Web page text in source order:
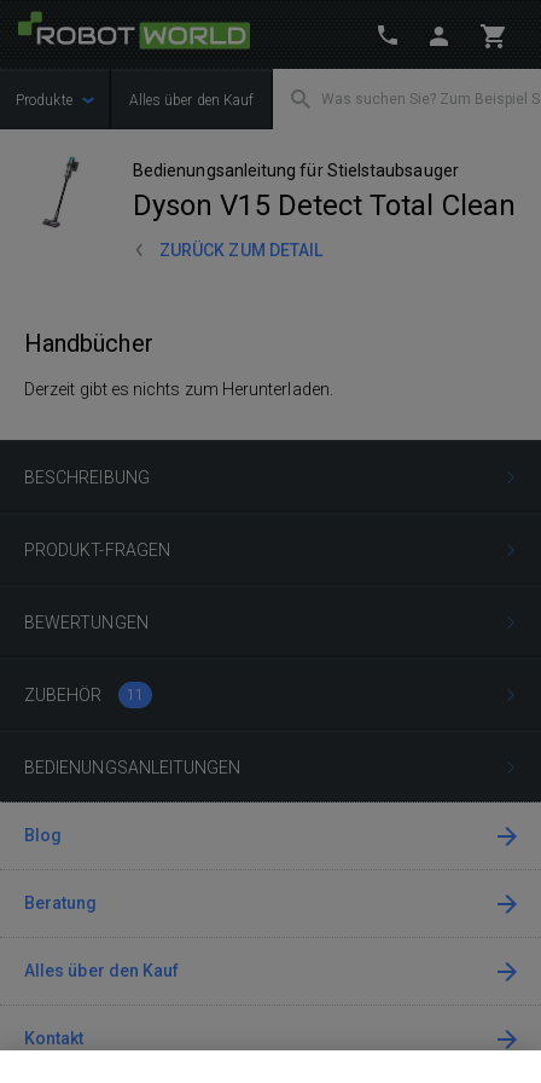
Produkte Alles über den Kauf
Bedienungsanleitung für Stielstaubsauger
Dyson V15 Detect Total Clean
ZURÜCK ZUM DETAIL
BESCHREIBUNG
PRODUKT-FRAGEN
BEWERTUNGEN
ZUBEHÖR 11
BEDIENUNGSANLEITUNGEN
Handbücher
Derzeit gibt es nichts zum Herunterladen.
Blog
Beratung
Alles über den Kauf
Kontakt